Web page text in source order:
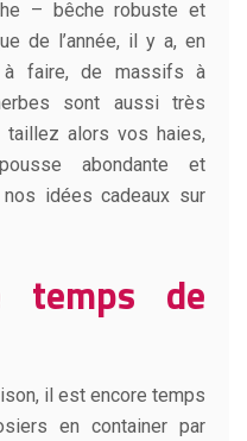
– bêche robuste et
de l’année, il y a, en
faire, de massifs à
sont aussi très
alors vos haies,
abondante et
idées cadeaux sur
temps de
il est encore temps
en container par